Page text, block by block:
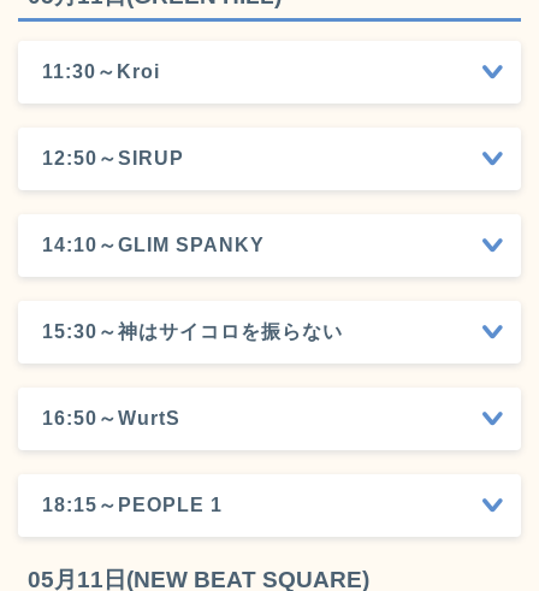
11:30～Kroi
12:50～SIRUP
14:10～GLIM SPANKY
15:30～神はサイコロを振らない
16:50～WurtS
18:15～PEOPLE 1
05月11日(NEW BEAT SQUARE)